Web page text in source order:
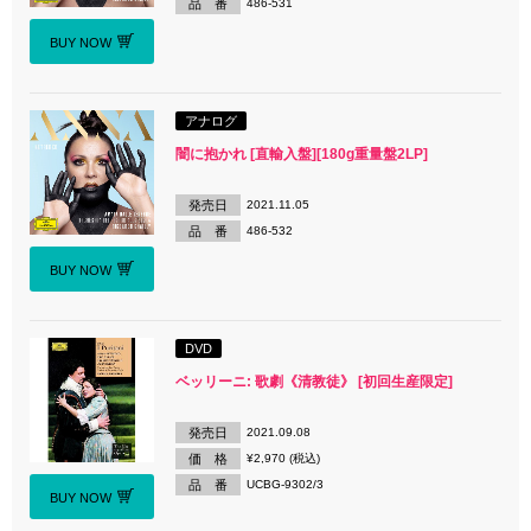
BUY NOW
品 番 486-531
BUY NOW
アナログ
闇に抱かれ [直輸入盤][180g重量盤2LP]
発売日 2021.11.05
品 番 486-532
BUY NOW
DVD
ベッリーニ: 歌劇《清教徒》 [初回生産限定]
発売日 2021.09.08
価 格 ¥2,970 (税込)
品 番 UCBG-9302/3